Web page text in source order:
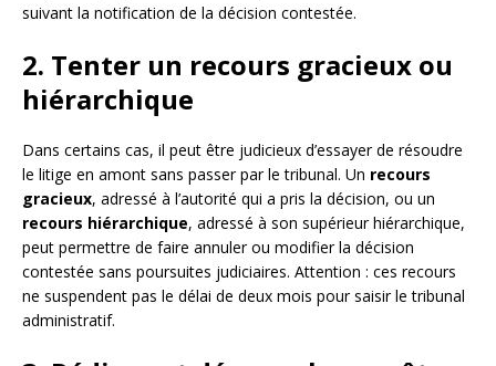
suivant la notification de la décision contestée.
2. Tenter un recours gracieux ou
hiérarchique
Dans certains cas, il peut être judicieux d’essayer de résoudre
le litige en amont sans passer par le tribunal. Un recours
gracieux, adressé à l’autorité qui a pris la décision, ou un
recours hiérarchique, adressé à son supérieur hiérarchique,
peut permettre de faire annuler ou modifier la décision
contestée sans poursuites judiciaires. Attention : ces recours
ne suspendent pas le délai de deux mois pour saisir le tribunal
administratif.